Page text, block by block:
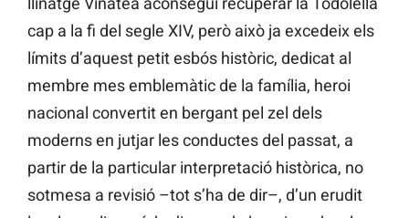
cap a la fi del segle XIV, però això ja excedeix els
límits d’aquest petit esbós històric, dedicat al
membre mes emblemàtic de la família, heroi
nacional convertit en bergant pel zel dels
moderns en jutjar les conductes del passat, a
partir de la particular interpretació històrica, no
sotmesa a revisió –tot s’ha de dir–, d’un erudit